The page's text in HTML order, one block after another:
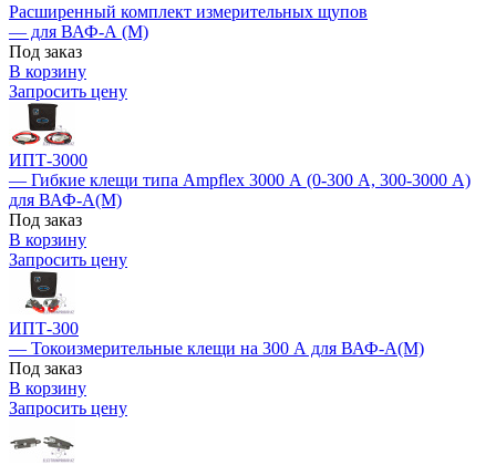
Расширенный комплект измерительных щупов
— для ВАФ-А (М)
Под заказ
В корзину
Запросить цену
ИПТ-3000
— Гибкие клещи типа Ampflex 3000 А (0-300 А, 300-3000 А)
для ВАФ-А(М)
Под заказ
В корзину
Запросить цену
ИПТ-300
— Токоизмерительные клещи на 300 А для ВАФ-А(М)
Под заказ
В корзину
Запросить цену